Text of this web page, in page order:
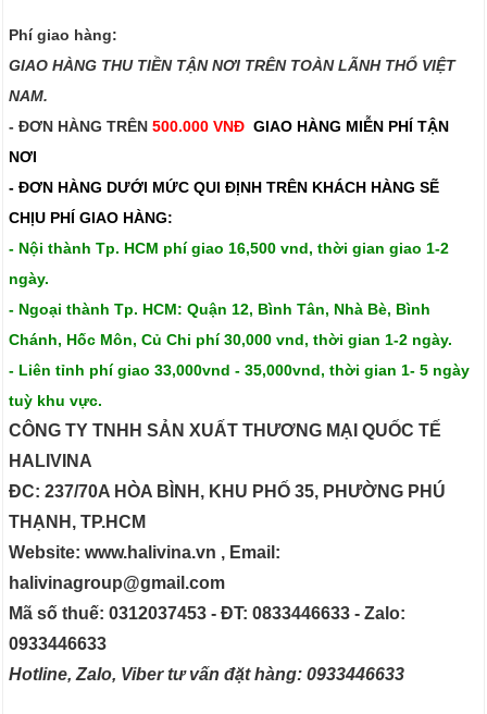
Phí giao hàng:
GIAO HÀNG THU TIỀN TẬN NƠI TRÊN TOÀN LÃNH THỔ VIỆT
NAM.​​
- ĐƠN HÀNG TRÊN500.000 VNĐ GIAO HÀNG MIỄN PHÍ TẬN
NƠI
- ĐƠN HÀNG DƯỚI MỨC QUI ĐỊNH TRÊN KHÁCH HÀNG SẼ
CHỊU PHÍ GIAO HÀNG:
- Nội thành Tp. HCM phí giao 16,500 vnd, thời gian giao 1-2
ngày.
- Ngoại thành Tp. HCM: Quận 12, Bình Tân, Nhà Bè, Bình
Chánh, Hốc Môn, Củ Chi phí 30,000 vnd, thời gian 1-2 ngày.
- Liên tỉnh phí giao 33,000vnd - 35,000vnd, thời gian 1- 5 ngày
tuỳ khu vực.
CÔNG TY TNHH SẢN XUẤT THƯƠNG MẠI QUỐC TẾ
HALIVINA
ĐC: 237/70A HÒA BÌNH, KHU PHỐ 35, PHƯỜNG PHÚ
THẠNH, TP.HCM
Website: www.halivina.vn , Email:
halivinagroup@gmail.com
Mã số thuế: 0312037453 - ĐT: 0833446633 - Zalo:
0933446633
Hotline, Zalo, Viber tư vấn đặt hàng: 0933446633